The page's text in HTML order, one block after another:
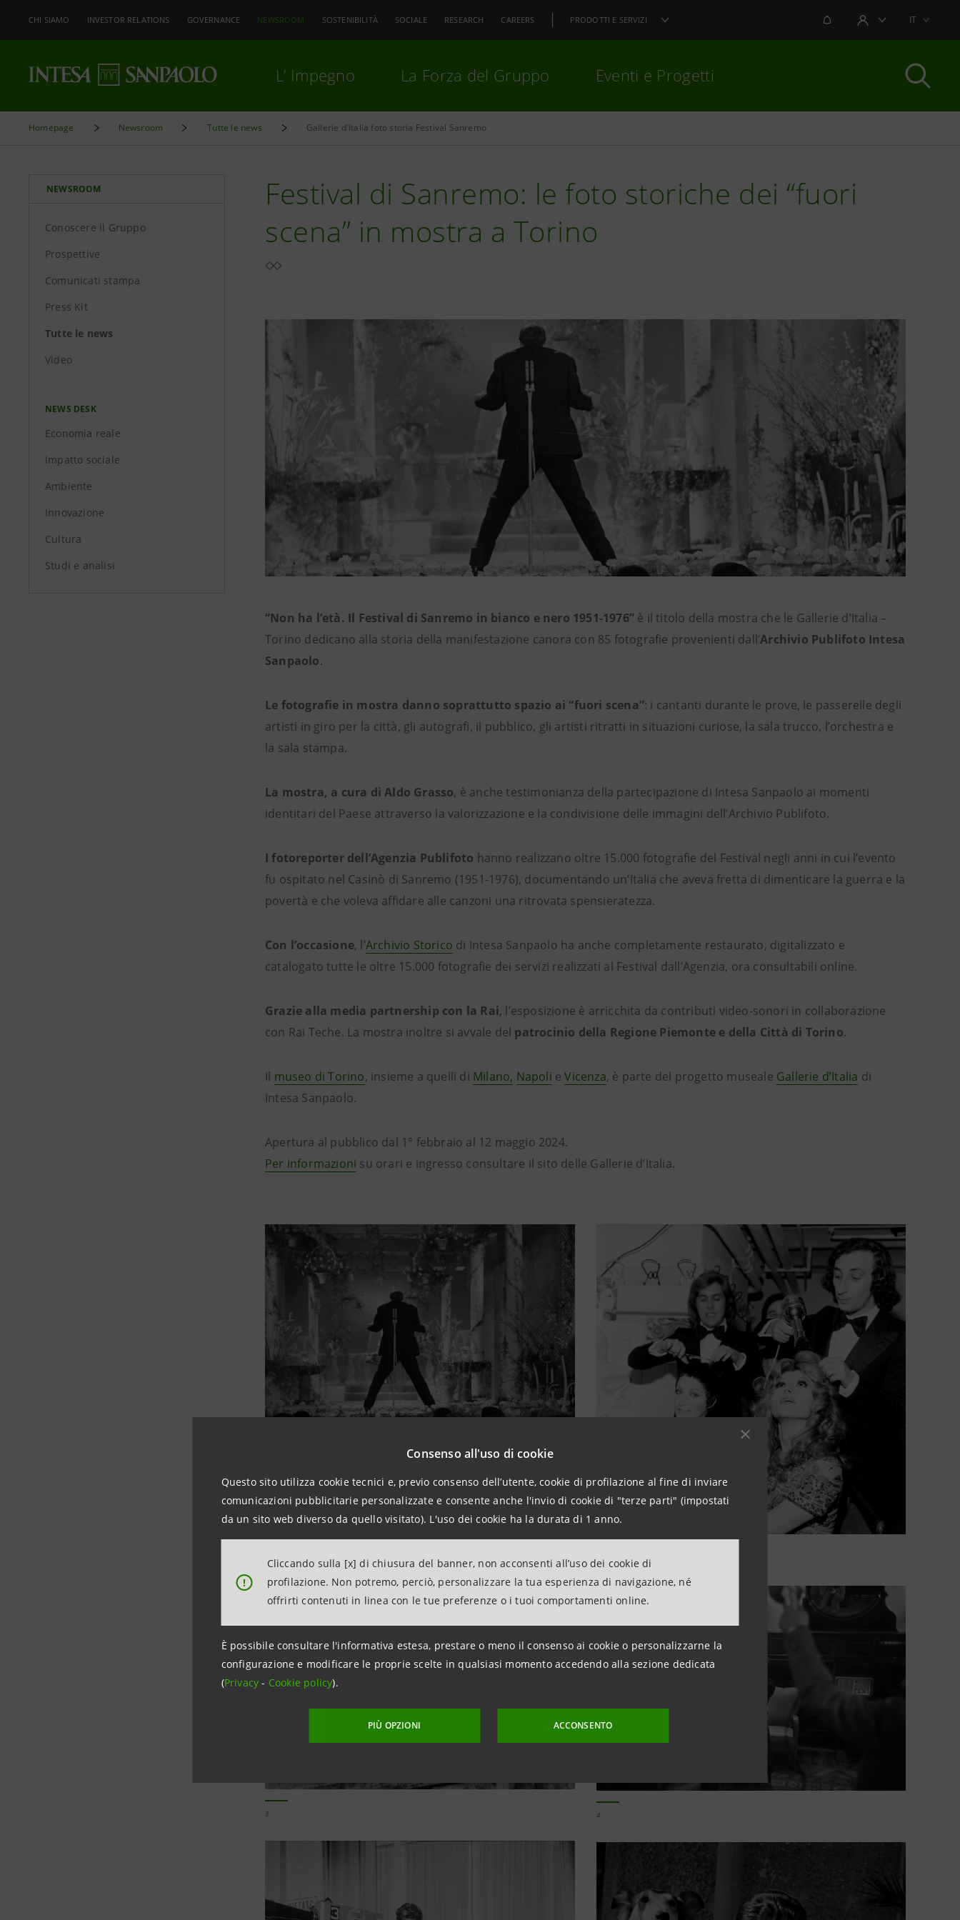
Consenso all'uso di cookie
Questo sito utilizza cookie tecnici e, previo consenso dell’utente, cookie di profilazione al fine di inviare
comunicazioni pubblicitarie personalizzate e consente anche l'invio di cookie di "terze parti" (impostati
da un sito web diverso da quello visitato). L'uso dei cookie ha la durata di 1 anno.
!
Cliccando sulla [x] di chiusura del banner, non acconsenti all’uso dei cookie di
profilazione. Non potremo, perciò, personalizzare la tua esperienza di navigazione, né
offrirti contenuti in linea con le tue preferenze o i tuoi comportamenti online.
È possibile consultare l'informativa estesa, prestare o meno il consenso ai cookie o personalizzarne la
configurazione e modificare le proprie scelte in qualsiasi momento accedendo alla sezione dedicata
(Privacy- Cookie policy).
PIÙ OPZIONI ACCONSENTO
CHI SIAMO INVESTOR RELATIONS GOVERNANCE NEWSROOM SOSTENIBILITÀ SOCIALE RESEARCH CAREERS PRODOTTI E SERVIZI NOTIFICHEAREA UTENTEIT
L’ Impegno La Forza del Gruppo Eventi e Progetti
Homepage Newsroom Tutte le news Gallerie d'Italia foto storia Festival Sanremo
NEWSROOM
Conoscere il Gruppo
Prospettive
Comunicati stampa
Press Kit
Tutte le news
Video
NEWS DESK
Economia reale
Impatto sociale
Ambiente
Innovazione
Cultura
Studi e analisi
Festival di Sanremo: le foto storiche dei “fuori
scena” in mostra a Torino
“Non ha l’età. Il Festival di Sanremo in bianco e nero 1951-1976” è il titolo della mostra che le Gallerie d’Italia –
Torino dedicano alla storia della manifestazione canora con 85 fotografie provenienti dall’Archivio Publifoto Intesa
Sanpaolo.
Le fotografie in mostra danno soprattutto spazio ai “fuori scena”: i cantanti durante le prove, le passerelle degli
artisti in giro per la città, gli autografi, il pubblico, gli artisti ritratti in situazioni curiose, la sala trucco, l’orchestra e
la sala stampa.
La mostra, a cura di Aldo Grasso, è anche testimonianza della partecipazione di Intesa Sanpaolo ai momenti
identitari del Paese attraverso la valorizzazione e la condivisione delle immagini dell’Archivio Publifoto.
I fotoreporter dell’Agenzia Publifoto hanno realizzano oltre 15.000 fotografie del Festival negli anni in cui l’evento
fu ospitato nel Casinò di Sanremo (1951-1976), documentando un’Italia che aveva fretta di dimenticare la guerra e la
povertà e che voleva affidare alle canzoni una ritrovata spensieratezza.
Con l’occasione, l’Archivio Storico di Intesa Sanpaolo ha anche completamente restaurato, digitalizzato e
catalogato tutte le oltre 15.000 fotografie dei servizi realizzati al Festival dall’Agenzia, ora consultabili online.
Grazie alla media partnership con la Rai, l’esposizione è arricchita da contributi video-sonori in collaborazione
con Rai Teche. La mostra inoltre si avvale del patrocinio della Regione Piemonte e della Città di Torino.
Il museo di Torino, insieme a quelli di Milano, Napoli eVicenza, è parte del progetto museale Gallerie d’Italia di
Intesa Sanpaolo.
Apertura al pubblico dal 1° febbraio al 12 maggio 2024.
Per informazioni su orari e ingresso consultare il sito delle Gallerie d’Italia.
3 4